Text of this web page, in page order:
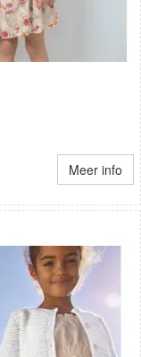
Meer info